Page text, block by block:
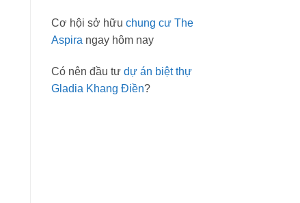
Cơ hội sở hữu chung cư The
Aspira ngay hôm nay
Có nên đầu tư dự án biệt thự
Gladia Khang Điền?